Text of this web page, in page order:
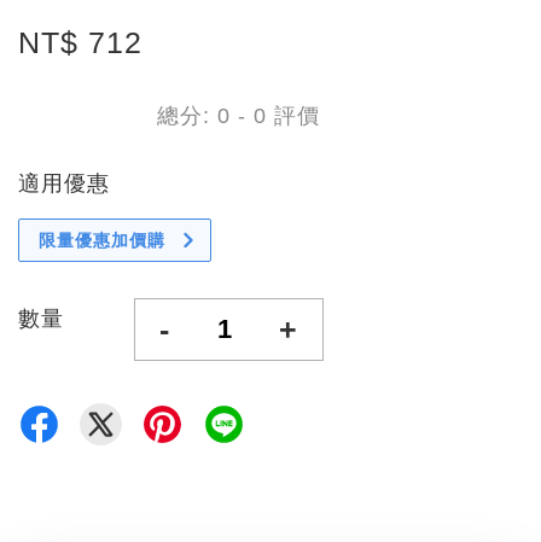
NT$ 712
總分: 0 - 0 評價
適用優惠
限量優惠加價購
數量 - +